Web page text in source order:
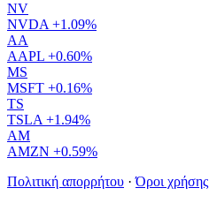
NV
NVDA +1.09%
AA
AAPL +0.60%
MS
MSFT +0.16%
TS
TSLA +1.94%
AM
AMZN +0.59%
Πολιτική απορρήτου · Όροι χρήσης